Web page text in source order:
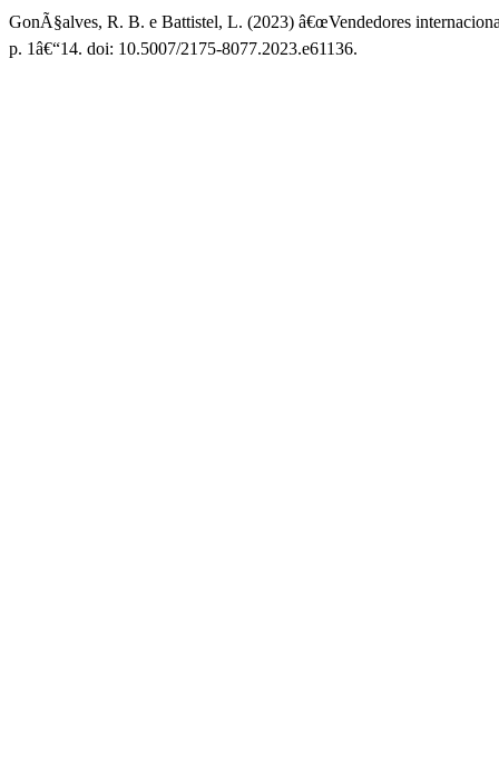
GonÃ§alves, R. B. e Battistel, L. (2023) â€œVendedores
p. 1â€“14. doi: 10.5007/2175-8077.2023.e61136.